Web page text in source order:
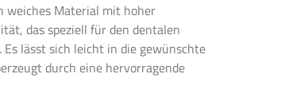
weiches Material mit hoher
das speziell für den dentalen
lässt sich leicht in die gewünschte
durch eine hervorragende